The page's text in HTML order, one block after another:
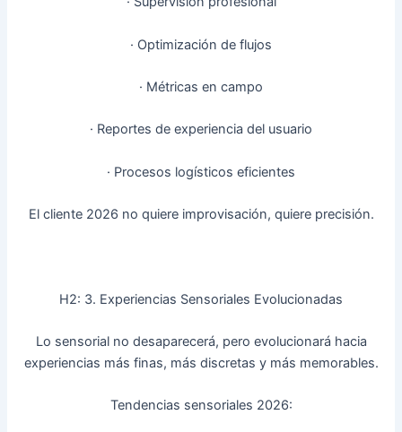
· Optimización de flujos
· Métricas en campo
· Reportes de experiencia del usuario
· Procesos logísticos eficientes
El cliente 2026 no quiere improvisación, quiere precisión.
H2: 3. Experiencias Sensoriales Evolucionadas
Lo sensorial no desaparecerá, pero evolucionará hacia
experiencias más finas, más discretas y más memorables.
Tendencias sensoriales 2026: